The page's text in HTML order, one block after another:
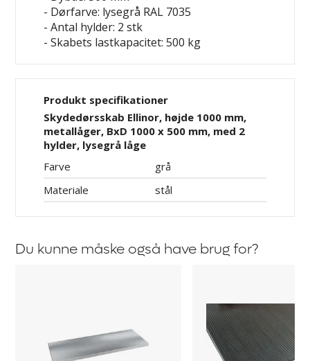
- Dørfarve: lysegrå RAL 7035
- Antal hylder: 2 stk
- Skabets lastkapacitet: 500 kg
Produkt specifikationer
Skydedørsskab Ellinor, højde 1000 mm,
metallåger, BxD 1000 x 500 mm, med 2
hylder, lysegrå låge
Farve
grå
Materiale
stål
Du kunne måske også have brug for?